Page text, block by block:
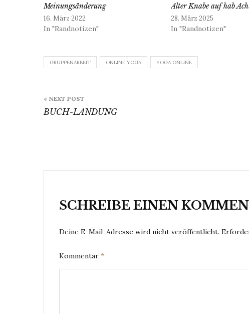
Meinungsänderung
16. März 2022
In "Randnotizen"
Alter Knabe auf hab
28. März 2025
In "Randnotizen"
GRUPPENARBEIT ONLINE YOGA YOGA ONLINE
« NEXT POST
BUCH-LANDUNG
SCHREIBE EINEN
Deine E-Mail-Adresse wird nicht veröffentlicht.
Kommentar *